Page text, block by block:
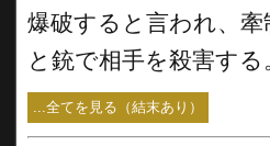
爆破すると言われ、
と銃で相手を殺害する
...全てを見る（結末あり）